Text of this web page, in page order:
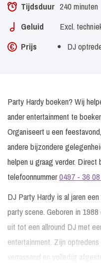
Tijdsduur 240 minuten
Geluid
Excl.
Prijs
DJ
Party Hardy boeken? Wij
ander entertainment te
Organiseert u een
andere bijzondere
helpen u graag verder. Direct
telefoonnummer0497 - 36
DJ Party Hardy is al jaren
party scene. Geboren in
uit tot een allround DJ met
entertainment. Zijn
verrassend en volledig